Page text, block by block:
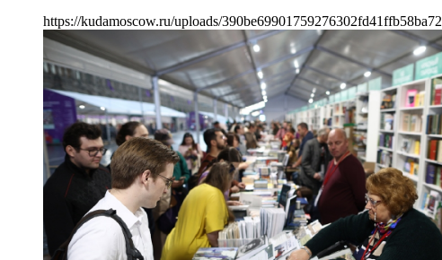
https://kudamoscow.ru/uploads/